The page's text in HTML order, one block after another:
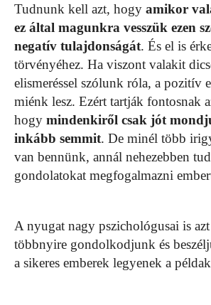
Tudnunk kell azt, hogy amikor
ez által magunkra vesszük ezen
negatív tulajdonságát. És el is
törvényéhez. Ha viszont valakit
elismeréssel szólunk róla, a pozitív
miénk lesz. Ezért tartják fontosnak
hogy mindenkiről csak jót
inkább semmit. De minél több
van bennünk, annál nehezebben
gondolatokat megfogalmazni
A nyugat nagy pszichológusai is
többnyire gondolkodjunk és
a sikeres emberek legyenek a